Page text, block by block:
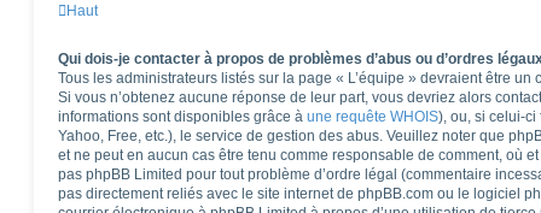
Haut
Qui dois-je contacter à propos de problèmes d’abus ou d’ordres
Tous les administrateurs listés sur la page « L’équipe » devraient être
Si vous n’obtenez aucune réponse de leur part, vous devriez alors
informations sont disponibles grâce à une requête WHOIS), ou, si celui-ci
Yahoo, Free, etc.), le service de gestion des abus. Veuillez noter que
et ne peut en aucun cas être tenu comme responsable de comment, où
pas phpBB Limited pour tout problème d’ordre légal (commentaire
pas directement reliés avec le site internet de phpBB.com ou le logiciel